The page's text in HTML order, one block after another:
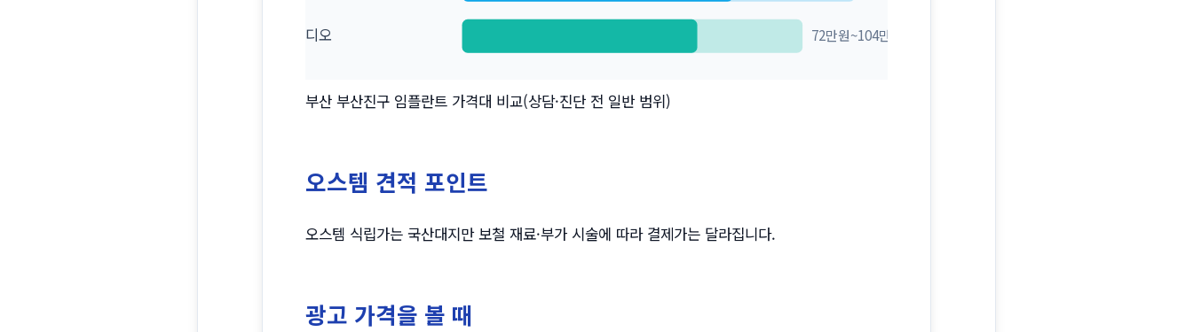
디오 72만원~104만원
부산 부산진구 임플란트 가격대 비교(상담·진단 전 일반 범위)
오스템 견적 포인트
오스템 식립가는 국산대지만 보철 재료·부가 시술에 따라 결제가는 달라집니다.
광고 가격을 볼 때